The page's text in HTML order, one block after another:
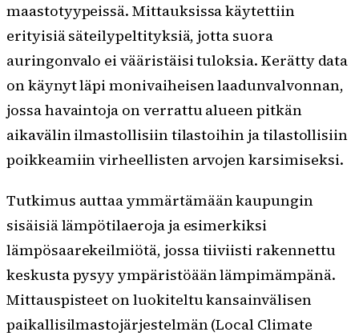
maastotyypeissä. Mittauksissa käytettiin
erityisiä säteilypeltityksiä, jotta suora
auringonvalo ei vääristäisi tuloksia. Kerätty data
on käynyt läpi monivaiheisen laadunvalvonnan,
jossa havaintoja on verrattu alueen pitkän
aikavälin ilmastollisiin tilastoihin ja tilastollisiin
poikkeamiin virheellisten arvojen karsimiseksi.
Tutkimus auttaa ymmärtämään kaupungin
sisäisiä lämpötilaeroja ja esimerkiksi
lämpösaarekeilmiötä, jossa tiiviisti rakennettu
keskusta pysyy ympäristöään lämpimämpänä.
Mittauspisteet on luokiteltu kansainvälisen
paikallisilmastojärjestelmän (Local Climate